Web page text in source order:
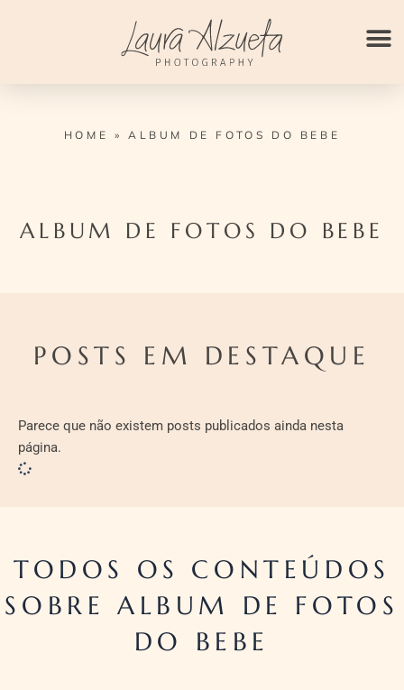
HOME » ALBUM DE FOTOS DO BEBE
ALBUM DE FOTOS DO BEBE
POSTS EM DESTAQUE
Parece que não existem posts publicados ainda nesta
página.
TODOS OS CONTEÚDOS
SOBRE ALBUM DE FOTOS
DO BEBE